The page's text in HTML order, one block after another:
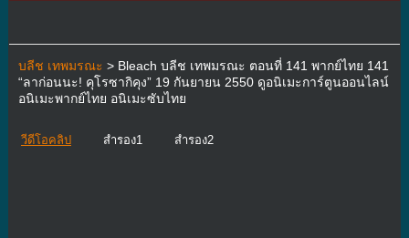
บลีช เทพมรณะ > Bleach บลีช เทพมรณะ ตอนที่ 141 พากย์ไทย 141
“ลาก่อนนะ! คุโรซากิคุง” 19 กันยายน 2550 ดูอนิเมะการ์ตูนออนไลน์
อนิเมะพากย์ไทย อนิเมะซับไทย
วีดีโอคลิป สำรอง1 สำรอง2